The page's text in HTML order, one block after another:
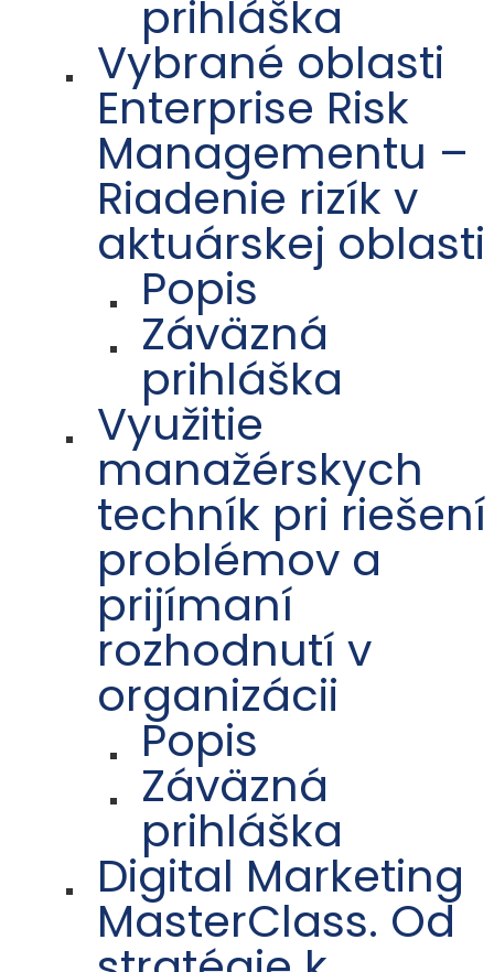
prihláška
Vybrané oblasti
Enterprise Risk
Managementu –
Riadenie rizík v
aktuárskej oblasti
Popis
Záväzná
prihláška
Využitie
manažérskych
techník pri riešení
problémov a
prijímaní
rozhodnutí v
organizácii
Popis
Záväzná
prihláška
Digital Marketing
MasterClass. Od